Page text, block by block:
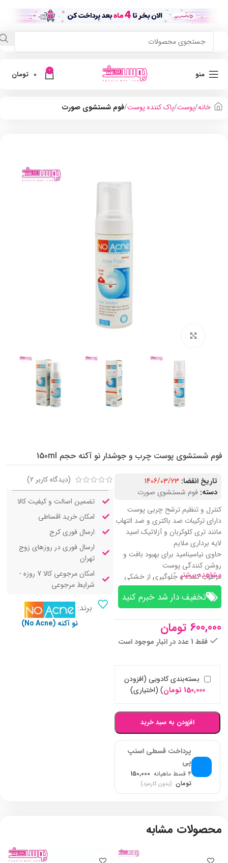
منو 0
0 تومان
خانه پوست پاک کننده پوست فوم شستشوی صورت
فوم شستشوی پوست چرب و جوشدار نو آکنه حجم 150ml
تاریخ انقضا: 1406/03/23
دسته: فوم شستشوی صورت
کنترل و تنظیم ترشح چربی پوست
دارای ترکیبات ضد باکتری و ضد التهاب
مانند تری کلوکربان و آزلائیک اسید
لایه ‌برداری ملایم
حاوی نیاسینامید برای بهبود بافت و
روشن ‌کنندگی پوست
مرطوب‌ کننده و جلوگیری از خشکی
پوست
فاقد پارابن و سولفات، مناسب پوست‌
های حساس
ضد عفونی‌ کننده و پیشگیری از التهاب
پس از اصلاح
مشاهده بیشتر
تخفیف‌ دار شد خبرم کنید
600,000 تومان
فقط 1 عدد در انبار موجود است
بسته‌بندی کادویی (افزودن
150,000 تومان) (اختیاری)
افزودن به سبد خرید
پرداخت قسطی اسنپ
پی
۴ قسط ماهیانه
150,000
تومان (بدون کارمزد)
(دیدگاه کاربر 2
)
تضمین اصالت و کیفیت کالا
امکان خرید اقساطی
ارسال فوری کرج
ارسال فوری در روزهای زوج
تهران
امکان مرجوعی کالا 7 روزه -
شرایط مرجوعی
برند:
نو آکنه (No Acne)
محصولات مشابه